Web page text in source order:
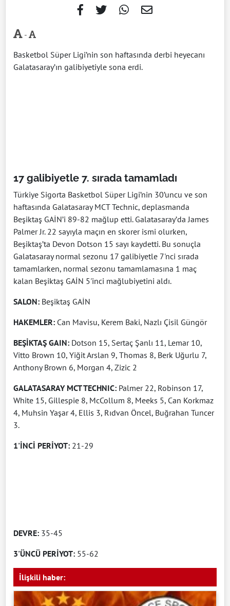
-
Basketbol Süper Ligi’nin son haftasında derbi heyecanı
Galatasaray’ın galibiyetiyle sona erdi.
17 galibiyetle 7. sırada tamamladı
Türkiye Sigorta Basketbol Süper Ligi’nin 30’uncu ve son
haftasında Galatasaray MCT Technic, deplasmanda
Beşiktaş GAİN’i 89-82 mağlup etti. Galatasaray’da James
Palmer Jr. 22 sayıyla maçın en skorer ismi olurken,
Beşiktaş’ta Devon Dotson 15 sayı kaydetti. Bu sonuçla
Galatasaray normal sezonu 17 galibiyetle 7'nci sırada
tamamlarken, normal sezonu tamamlamasına 1 maç
kalan Beşiktaş GAİN 5'inci mağlubiyetini aldı.
SALON: Beşiktaş GAİN
HAKEMLER: Can Mavisu, Kerem Baki, Nazlı Çisil Güngör
BEŞİKTAŞ GAIN: Dotson 15, Sertaç Şanlı 11, Lemar 10,
Vitto Brown 10, Yiğit Arslan 9, Thomas 8, Berk Uğurlu 7,
Anthony Brown 6, Morgan 4, Zizic 2
GALATASARAY MCT TECHNIC: Palmer 22, Robinson 17,
White 15, Gillespie 8, McCollum 8, Meeks 5, Can Korkmaz
4, Muhsin Yaşar 4, Ellis 3, Rıdvan Öncel, Buğrahan Tuncer
3.
1'İNCİ PERİYOT: 21-29
DEVRE: 35-45
3'ÜNCÜ PERİYOT: 55-62
İlişkili haber: